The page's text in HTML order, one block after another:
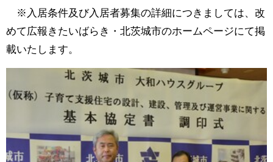
※入居条件及び入居者募集の詳細につきましては、改
めて広報きたいばらき・北茨城市のホームページにて掲
載いたします。